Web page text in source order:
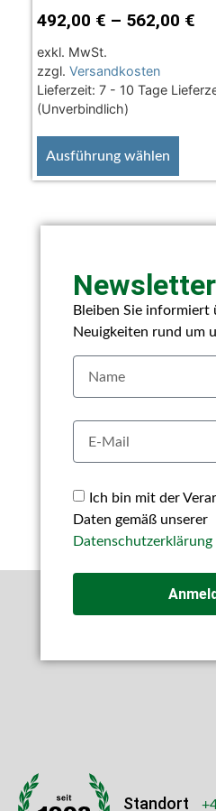
492,00 € – 562,00 €
exkl. MwSt.
zzgl. Versandkosten
Lieferzeit: 7 - 10 Tage
(Unverbindlich)
Ausführung wählen
Newsletter
Bleiben Sie informiert
Neuigkeiten rund um
Ich bin mit der
Daten gemäß unserer
Datenschutzerklärung
Standort